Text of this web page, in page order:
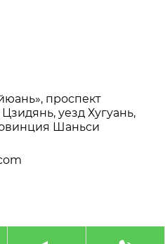
проспект
уезд Хугуань,
Шаньси